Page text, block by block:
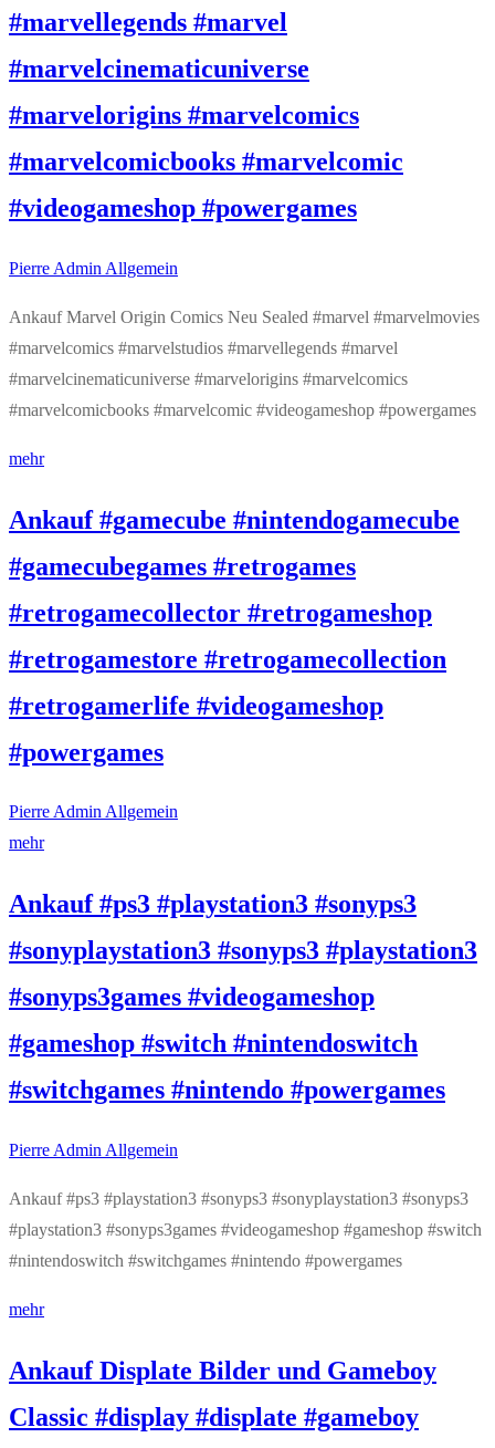
#marvellegends #marvel
#marvelcinematicuniverse
#marvelorigins #marvelcomics
#marvelcomicbooks #marvelcomic
#videogameshop #powergames
Pierre Admin Allgemein
Ankauf Marvel Origin Comics Neu Sealed #marvel #marvelmovies
#marvelcomics #marvelstudios #marvellegends #marvel
#marvelcinematicuniverse #marvelorigins #marvelcomics
#marvelcomicbooks #marvelcomic #videogameshop #powergames
mehr
Ankauf #gamecube #nintendogamecube
#gamecubegames #retrogames
#retrogamecollector #retrogameshop
#retrogamestore #retrogamecollection
#retrogamerlife #videogameshop
#powergames
Pierre AdminAllgemein
mehr
Ankauf #ps3 #playstation3 #sonyps3
#sonyplaystation3 #sonyps3 #playstation3
#sonyps3games #videogameshop
#gameshop #switch #nintendoswitch
#switchgames #nintendo #powergames
Pierre Admin Allgemein
Ankauf #ps3 #playstation3 #sonyps3 #sonyplaystation3 #sonyps3
#playstation3 #sonyps3games #videogameshop #gameshop #switch
#nintendoswitch #switchgames #nintendo #powergames
mehr
Ankauf Displate Bilder und Gameboy
Classic #display #displate #gameboy